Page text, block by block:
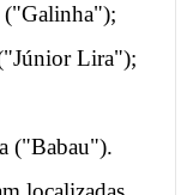
("Galinha");
Lira");
("Babau").